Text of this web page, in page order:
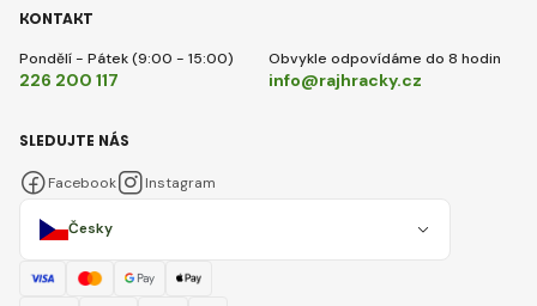
KONTAKT
Pondělí - Pátek (9:00 - 15:00)
226 200 117
Obvykle odpovídáme do 8 hodin
info@rajhracky.cz
Česky
SLEDUJTE NÁS
Facebook Instagram